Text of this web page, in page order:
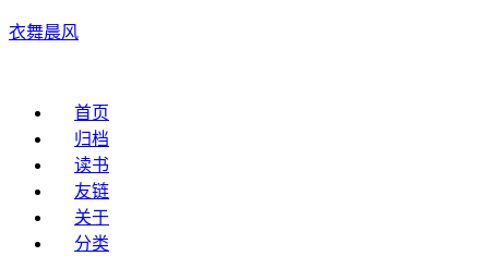
衣舞晨风
首页
归档
读书
友链
关于
分类